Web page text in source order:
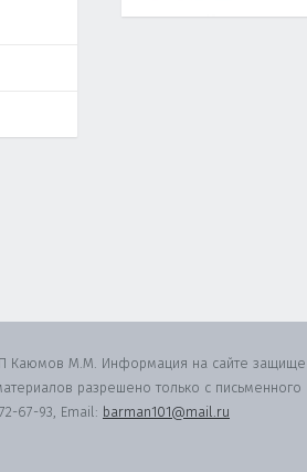
Каюмов М.М. Информация на сайте
разрешено только с письменного
67-93, Email: barman101@mail.ru